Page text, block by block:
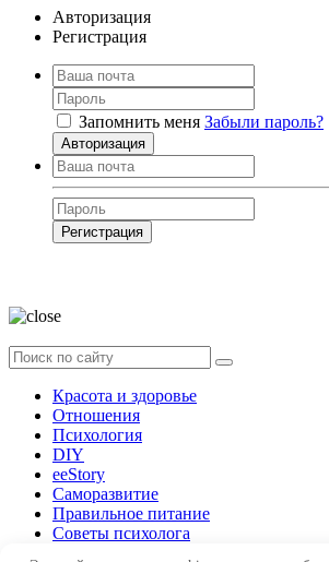
Авторизация
Регистрация
Запомнить меня Забыли пароль?
Авторизация
Регистрация
Красота и здоровье
Отношения
Психология
DIY
ееStory
Саморазвитие
Правильное питание
Советы психолога